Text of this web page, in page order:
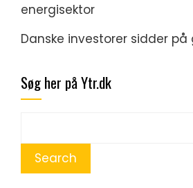
energisektor
Danske investorer sidder
Søg her på Ytr.dk